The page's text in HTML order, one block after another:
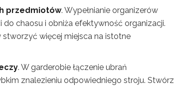
przedmiotów. Wypełnianie organizerów
chaosu i obniża efektywność organizacji.
więcej miejsca na istotne
. W garderobie łączenie ubrań
znalezieniu odpowiedniego stroju. Stwórz